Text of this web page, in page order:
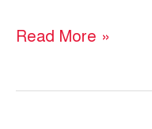
Read More »